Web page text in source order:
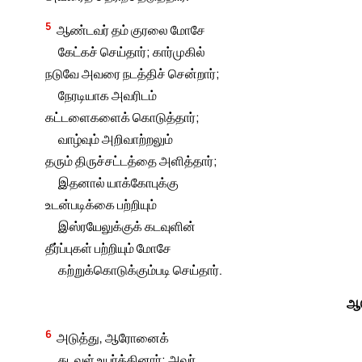
5 ஆண்டவர் தம் குரலை மோசே
கேட்கச் செய்தார்; கார்முகில்
நடுவே அவரை நடத்திச் சென்றார்;
நேரடியாக அவரிடம்
கட்டளைகளைக் கொடுத்தார்;
வாழ்வும் அறிவாற்றலும்
தரும் திருச்சட்டத்தை அளித்தார்;
இதனால் யாக்கோபுக்கு
உடன்படிக்கை பற்றியும்
இஸ்ரயேலுக்குக் கடவுளின்
தீர்ப்புகள் பற்றியும் மோசே
கற்றுக்கொடுக்கும்படி செய்தார்.
6 அடுத்து, ஆரோனைக்